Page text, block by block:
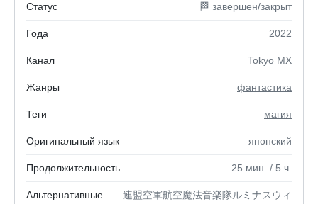
Статус 🏁 завершен/закрыт
Года 2022
Канал Tokyo MX
Жанры фантастика
Теги магия
Оригинальный язык японский
Продолжительность 25 мин. / 5 ч.
Альтернативные
連盟空軍航空魔法音楽隊ルミナスウィ